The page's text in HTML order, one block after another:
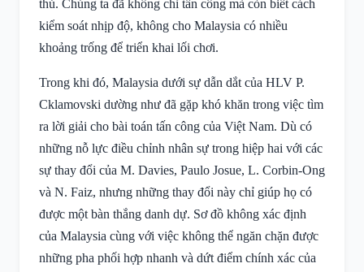
thủ. Chúng ta đã không chỉ tấn công mà còn biết cách
kiểm soát nhịp độ, không cho Malaysia có nhiều
khoảng trống để triển khai lối chơi.
Trong khi đó, Malaysia dưới sự dẫn dắt của HLV P.
Cklamovski dường như đã gặp khó khăn trong việc tìm
ra lời giải cho bài toán tấn công của Việt Nam. Dù có
những nỗ lực điều chỉnh nhân sự trong hiệp hai với các
sự thay đổi của M. Davies, Paulo Josue, L. Corbin-Ong
và N. Faiz, nhưng những thay đổi này chỉ giúp họ có
được một bàn thắng danh dự. Sơ đồ không xác định
của Malaysia cùng với việc không thể ngăn chặn được
những pha phối hợp nhanh và dứt điểm chính xác của